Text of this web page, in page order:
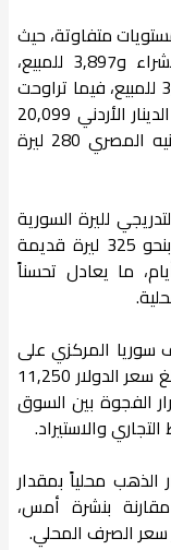
متفاوتة، حيث
بلغ سعر الدرهم الإماراتي 3,880 ليرة للشراء و3,897 للمبيع،
والريال السعودي 3,741 ليرة للشراء و3,758 للمبيع، فيما تراوحت
الليرة التركية بين 302 و305 ليرات، وسجل الدينار الأردني 20,099
ليرة للشراء و20,183 للمبيع، بينما بلغ الجنيه المصري 280 ليرة
لليرة السورية
خلال الأيام الأخيرة، إذ تراجع سعر الدولار بنحو 325 ليرة قديمة
ما يعادل تحسناً
المركزي على
أسعار الصرف المعتمدة دون تعديل، حيث بلغ سعر الدولار 11,250
مع استمرار الفجوة بين السوق
والاستيراد.
محلياً بمقدار
مقارنة بنشرة أمس،
سعر الصرف المحلي.